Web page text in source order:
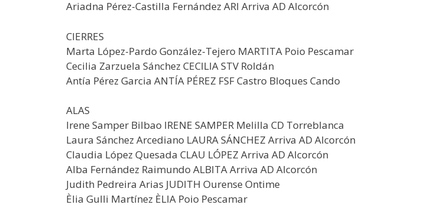
Ariadna Pérez-Castilla Fernández ARI Arriva AD Alcorcón
CIERRES
Marta López-Pardo González-Tejero MARTITA Poio Pescamar
Cecilia Zarzuela Sánchez CECILIA STV Roldán
Antía Pérez Garcia ANTÍA PÉREZ FSF Castro Bloques Cando
ALAS
Irene Samper Bilbao IRENE SAMPER Melilla CD Torreblanca
Laura Sánchez Arcediano LAURA SÁNCHEZ Arriva AD Alcorcón
Claudia López Quesada CLAU LÓPEZ Arriva AD Alcorcón
Alba Fernández Raimundo ALBITA Arriva AD Alcorcón
Judith Pedreira Arias JUDITH Ourense Ontime
Èlia Gulli Martínez ÈLIA Poio Pescamar